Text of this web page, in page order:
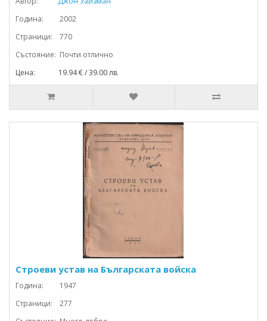
Година: 2002
Страници: 770
Състояние: Почти отлично
Цена: 19.94 € / 39.00 лв.
Строеви устав на Българската войска
Година: 1947
Страници: 277